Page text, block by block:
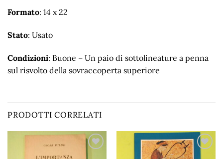
Formato: 14 x 22
Stato: Usato
Condizioni: Buone – Un paio di sottolineature a penna
sul risvolto della sovraccoperta superiore
PRODOTTI CORRELATI
Aggiungi Aggiungi